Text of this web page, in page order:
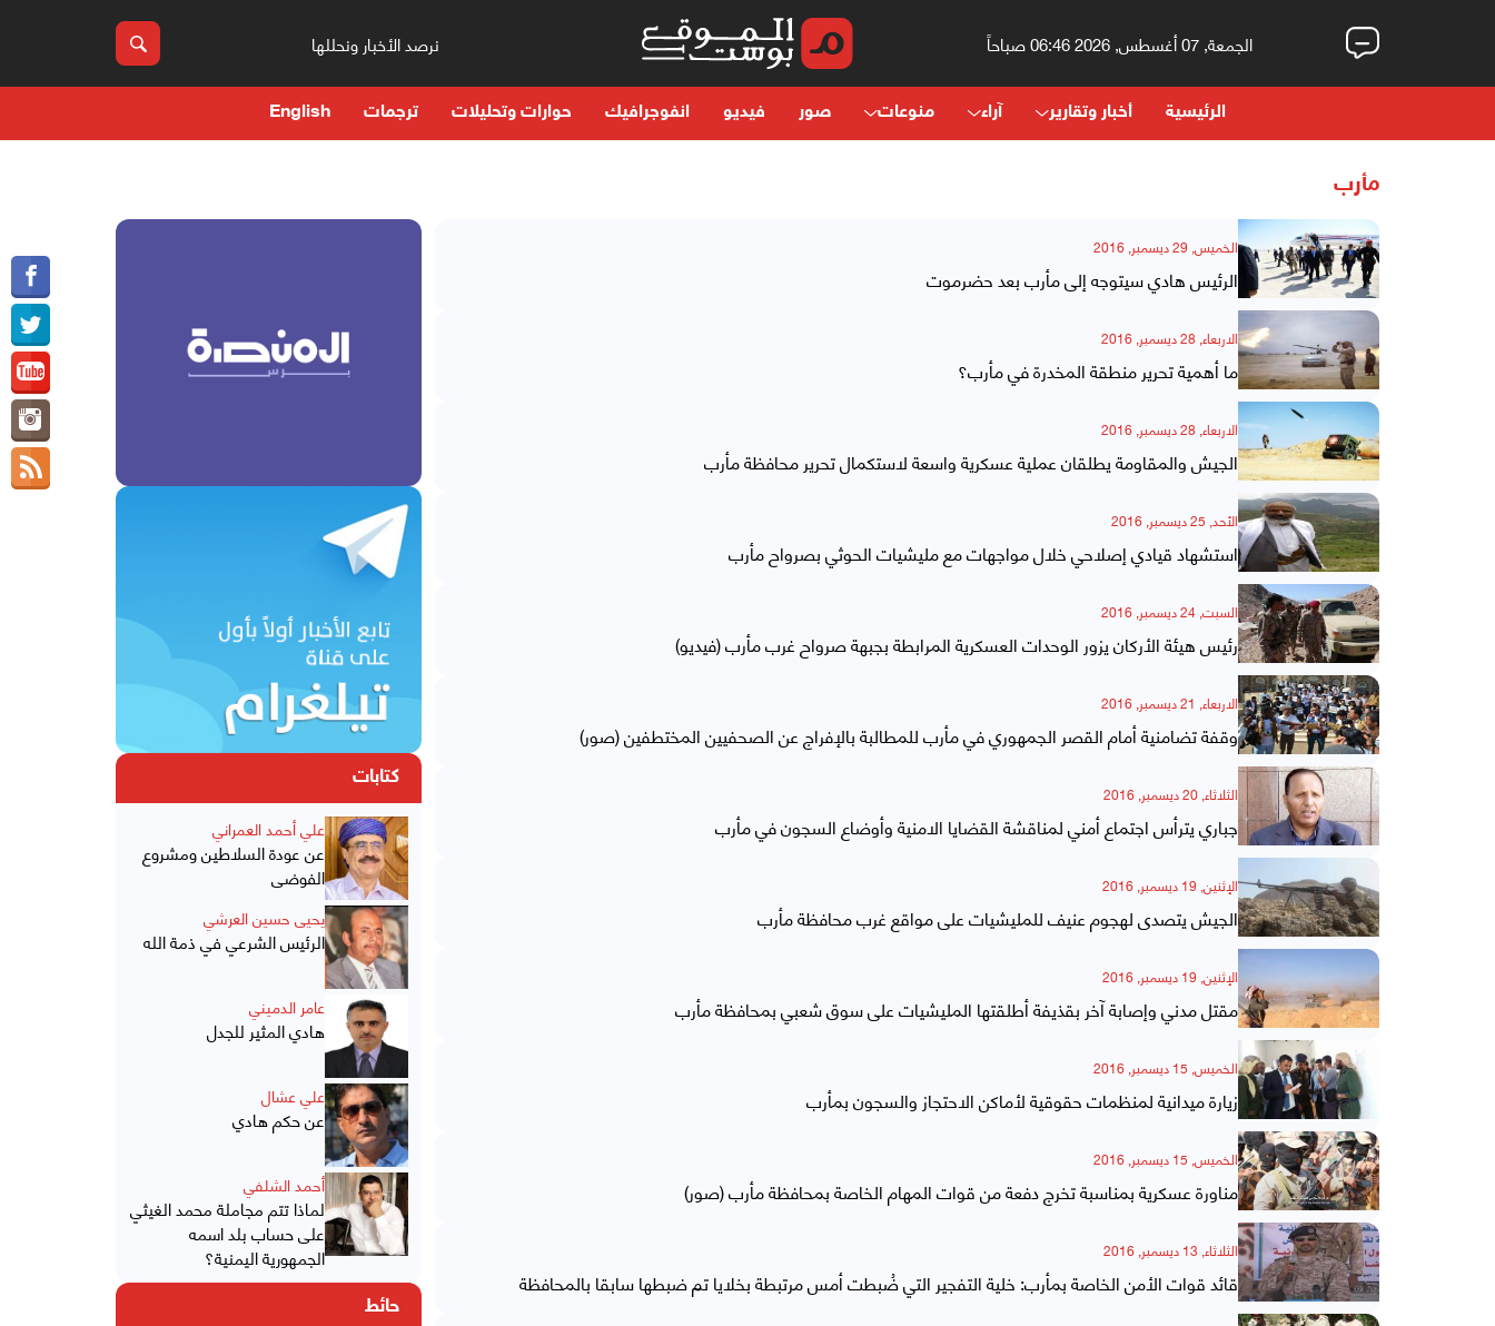
الجمعة, 07 أغسطس, 2026 06:46 صباحاً نرصد الأخبار ونحللها
الرئيسية أخبار وتقارير آراء منوعات صور فيديو انفوجرافيك حوارات وتحليلات ترجمات English
مأرب
الخميس, 29 ديسمبر, 2016
الرئيس هادي سيتوجه إلى مأرب بعد حضرموت
الاربعاء, 28 ديسمبر, 2016
ما أهمية تحرير منطقة المخدرة في مأرب؟
الاربعاء, 28 ديسمبر, 2016
الجيش والمقاومة يطلقان عملية عسكرية واسعة لاستكمال تحرير محافظة مأرب
الأحد, 25 ديسمبر, 2016
استشهاد قيادي إصلاحي خلال مواجهات مع مليشيات الحوثي بصرواح مأرب
السبت, 24 ديسمبر, 2016
رئيس هيئة الأركان يزور الوحدات العسكرية المرابطة بجبهة صرواح غرب مأرب (فيديو)
الاربعاء, 21 ديسمبر, 2016
وقفة تضامنية أمام القصر الجمهوري في مأرب للمطالبة بالإفراج عن الصحفيين المختطفين (صور)
الثلاثاء, 20 ديسمبر, 2016
جباري يترأس اجتماع أمني لمناقشة القضايا الامنية وأوضاع السجون في مأرب
الإثنين, 19 ديسمبر, 2016
الجيش يتصدى لهجوم عنيف للمليشيات على مواقع غرب محافظة مأرب
الإثنين, 19 ديسمبر, 2016
مقتل مدني وإصابة آخر بقذيفة أطلقتها المليشيات على سوق شعبي بمحافظة مأرب
الخميس, 15 ديسمبر, 2016
زيارة ميدانية لمنظمات حقوقية لأماكن الاحتجاز والسجون بمأرب
الخميس, 15 ديسمبر, 2016
مناورة عسكرية بمناسبة تخرج دفعة من قوات المهام الخاصة بمحافظة مأرب (صور)
الثلاثاء, 13 ديسمبر, 2016
قائد قوات الأمن الخاصة بمأرب: خلية التفجير التي ضُبطت أمس مرتبطة بخلايا تم ضبطها سابقا بالمحافظة
كتابات
علي أحمد العمراني
عن عودة السلاطين ومشروع
الفوضى
يحيى حسين العرشي
الرئيس الشرعي في ذمة الله
عامر الدميني
هادي المثير للجدل
علي عشال
عن حكم هادي
أحمد الشلفي
لماذا تتم مجاملة محمد الغيثي
على حساب بلد اسمه
الجمهورية اليمنية؟
حائط